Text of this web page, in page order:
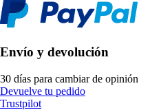
Envío y devolución
30 días para cambiar de opinión
Devuelve tu pedido
Trustpilot